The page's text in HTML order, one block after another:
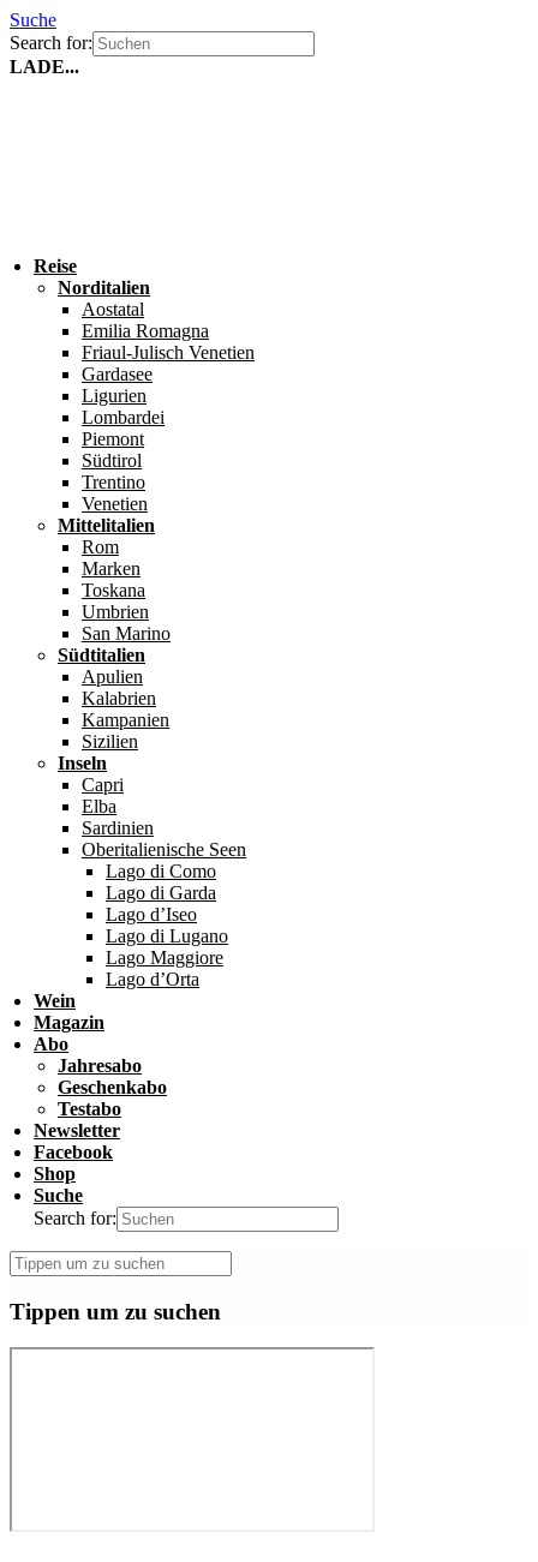
Suche
Search for:
LADE...
Reise
Norditalien
Aostatal
Emilia Romagna
Friaul-Julisch Venetien
Gardasee
Ligurien
Lombardei
Piemont
Südtirol
Trentino
Venetien
Mittelitalien
Rom
Marken
Toskana
Umbrien
San Marino
Südtitalien
Apulien
Kalabrien
Kampanien
Sizilien
Inseln
Capri
Elba
Sardinien
Oberitalienische Seen
Lago di Como
Lago di Garda
Lago d’Iseo
Lago di Lugano
Lago Maggiore
Lago d’Orta
Wein
Magazin
Abo
Jahresabo
Geschenkabo
Testabo
Newsletter
Facebook
Shop
Suche
Search for:
Tippen um zu suchen